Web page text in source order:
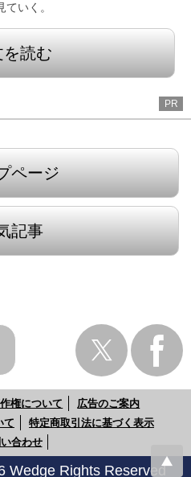
いく。
を読む
PR
ページ
記事
権について
広告のご案内
て
特定商取引法に基づく表示
合わせ
Wedge Rights Reserved